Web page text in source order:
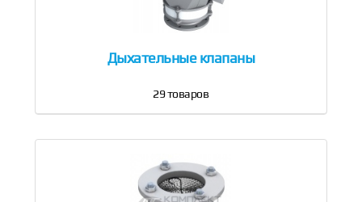
Дыхательные клапаны
29товаров